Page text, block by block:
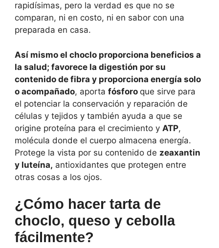
rapidísimas, pero la verdad es que no se
comparan, ni en costo, ni en sabor con una
preparada en casa.
Así mismo el choclo proporciona beneficios a
la salud; favorece la digestión por su
contenido de fibra y proporciona energía solo
o acompañado, aporta fósforo que sirve para
el potenciar la conservación y reparación de
células y tejidos y también ayuda a que se
origine proteína para el crecimiento y ATP,
molécula donde el cuerpo almacena energía.
Protege la vista por su contenido de zeaxantin
y luteína, antioxidantes que protegen entre
otras cosas a los ojos.
¿Cómo hacer tarta de
choclo, queso y cebolla
fácilmente?